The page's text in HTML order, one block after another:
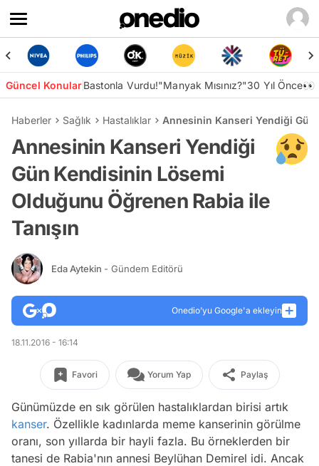
Güncel KonularBastonla Vurdu!"Manyak Mısınız?"30 Yıl Önce👀
Haberler Sağlık Hastalıklar Annesinin Kanseri Yendiği Gün
Annesinin Kanseri Yendiği
Gün Kendisinin Lösemi
Olduğunu Öğrenen Rabia ile
Tanışın
Eda Aytekin - Gündem Editörü
Onedio’yu Google'a ekleyin
18.11.2016 - 16:14
Favori Yorum Yap Paylaş
Günümüzde en sık görülen hastalıklardan birisi artık
kanser. Özellikle kadınlarda meme kanserinin görülme
oranı, son yıllarda bir hayli fazla. Bu örneklerden bir
tanesi de Rabia'nın annesi Beylühan Demirel idi. Ancak